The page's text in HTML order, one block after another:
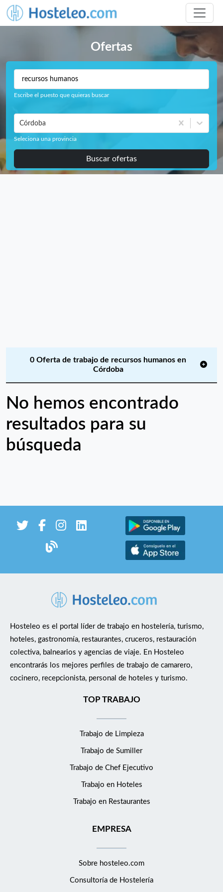
Ofertas
Escribe el puesto que quieras buscar
Córdoba
Seleciona una provincia
Buscar ofertas
0 Oferta de trabajo de recursos humanos en
Córdoba
No hemos encontrado
resultados para su
búsqueda
Hosteleo es el portal líder de trabajo en hostelería, turismo,
hoteles, gastronomía, restaurantes, cruceros, restauración
colectiva, balnearios y agencias de viaje. En Hosteleo
encontrarás los mejores perfiles de trabajo de camarero,
cocinero, recepcionista, personal de hoteles y turismo.
TOP TRABAJO
Trabajo de Limpieza
Trabajo de Sumiller
Trabajo de Chef Ejecutivo
Trabajo en Hoteles
Trabajo en Restaurantes
EMPRESA
Sobre hosteleo.com
Consultoría de Hostelería